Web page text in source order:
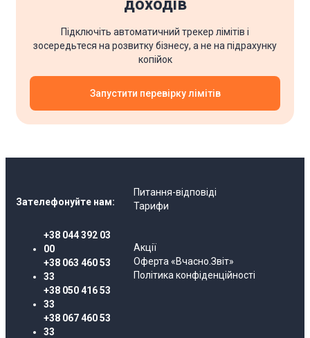
доходів
Підключіть автоматичний трекер лімітів і
зосередьтеся на розвитку бізнесу, а не на підрахунку
копійок
Запустити перевірку лімітів
Зателефонуйте нам:
+38 044 392 03
00
+38 063 460 53
33
+38 050 416 53
33
+38 067 460 53
33
Питання-відповіді
Тарифи
Акції
Оферта «Вчасно.Звіт»
Політика конфіденційності